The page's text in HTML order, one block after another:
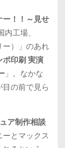
ー！！～見せ
内工場、
ー）」のあれ
ポ印刷 実演
」。なかな
の前で見ら
ア制作相談
ーとマックス